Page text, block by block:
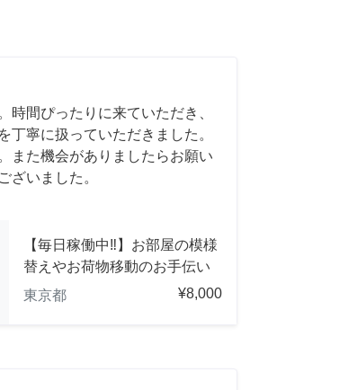
時間ぴったりに来ていただき、
丁寧に扱っていただきました。
また機会がありましたらお願い
ざいました。
【毎日稼働中‼︎】お部屋の模様
替えやお荷物移動のお手伝い
東京都
¥8,000